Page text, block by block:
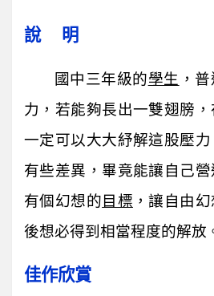
說 明
國中三年級的學生 ，
力，若能夠長出一雙翅膀，
一定可以大大紓解這股壓
有些差異，畢竟能讓自己營
有個幻想的 目標 ，讓自由
後想必得到相當程度的解放
佳作欣賞